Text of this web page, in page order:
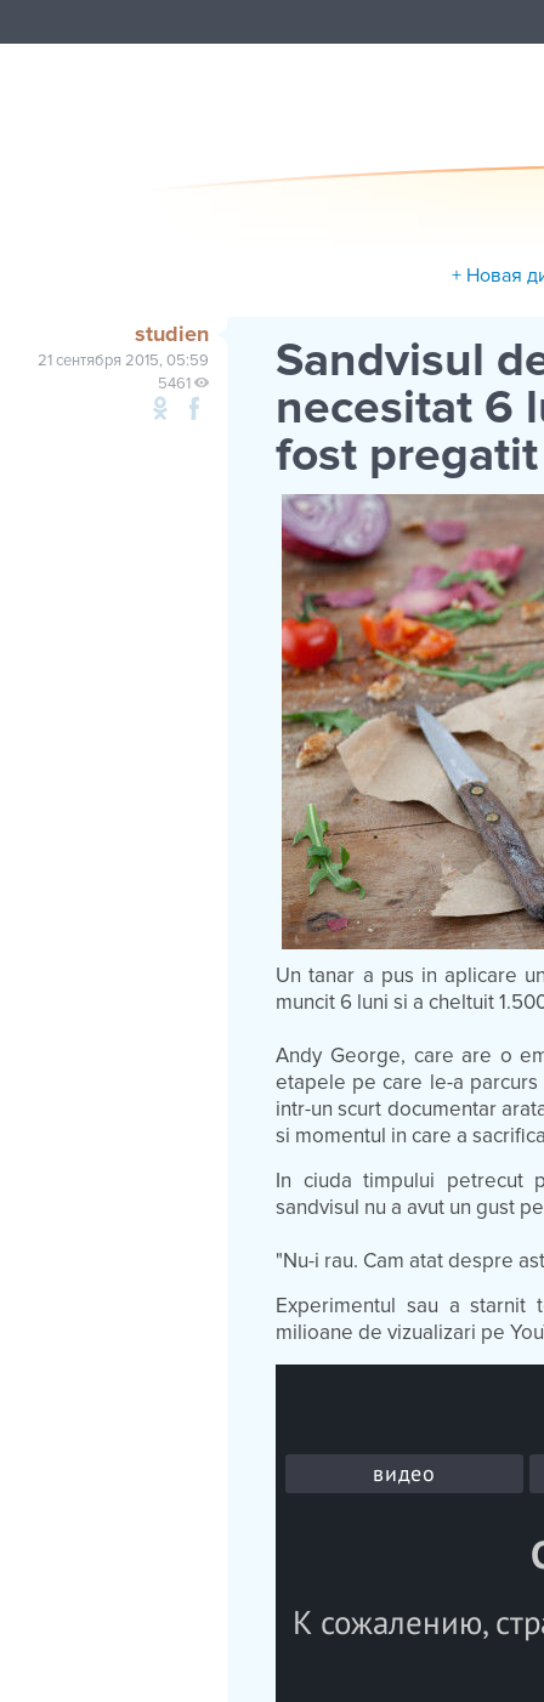
+ Новая
studien
21 сентября 2015, 05:59
5461
Sandvisul
necesitat 6
fost
Un tanar a pus in aplicare
muncit 6 luni si a cheltuit
Andy George, care are o
etapele pe care le-a
intr-un scurt documentar
si momentul in care a
In ciuda timpului petrecut
sandvisul nu a avut un gust
"Nu-i rau. Cam atat despre
Experimentul sau a starnit
milioane de vizualizari pe